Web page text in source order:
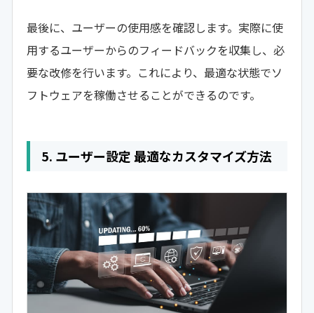
最後に、ユーザーの使用感を確認します。実際に使
用するユーザーからのフィードバックを収集し、必
要な改修を行います。これにより、最適な状態でソ
フトウェアを稼働させることができるのです。
5. ユーザー設定 最適なカスタマイズ方法